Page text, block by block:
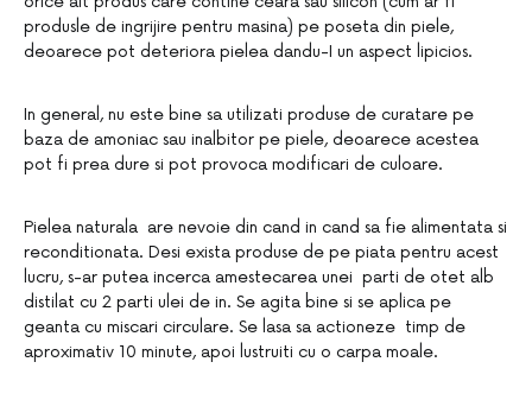
produsle de ingrijire pentru masina) pe poseta din piele,
deoarece pot deteriora pielea dandu-I un aspect lipicios.
In general, nu este bine sa utilizati produse de curatare pe
baza de amoniac sau inalbitor pe piele, deoarece acestea
pot fi prea dure si pot provoca modificari de culoare.
Pielea naturala are nevoie din cand in cand sa fie alimentata si
reconditionata. Desi exista produse de pe piata pentru acest
lucru, s-ar putea incerca amestecarea unei parti de otet alb
distilat cu 2 parti ulei de in. Se agita bine si se aplica pe
geanta cu miscari circulare. Se lasa sa actioneze timp de
aproximativ 10 minute, apoi lustruiti cu o carpa moale.